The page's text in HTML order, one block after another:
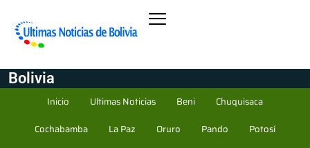
Bolivia
Inicio Ultimas Noticias Beni
Chuquisaca
Cochabamba
La Paz Oruro Pando
Potosí